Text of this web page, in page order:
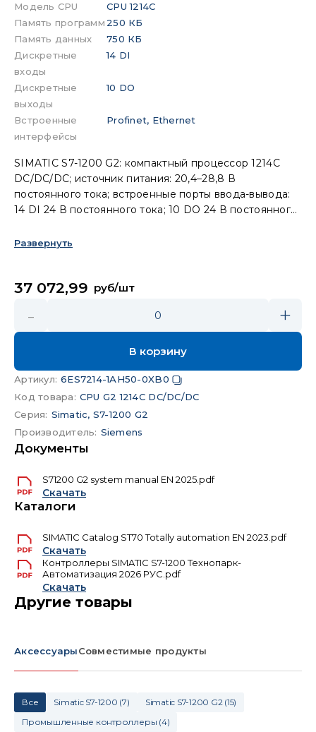
Модель CPU
CPU 1214C
Память программ 250 КБ
Память данных
750 КБ
Дискретные
входы
14 DI
Дискретные
выходы
10 DO
Встроенные
интерфейсы
Profinet, Ethernet
SIMATIC S7-1200 G2: компактный процессор 1214C
DC/DC/DC; источник питания: 20,4–28,8 В
постоянного тока; встроенные порты ввода-вывода:
14 DI 24 В постоянного тока; 10 DO 24 В постоянного
буфер: 20 КБ
Развернуть
37 072,99 руб/шт
- 0 +
В корзину
Артикул: 6ES7214-1AH50-0XB0
Код товара: CPU G2 1214C DC/DC/DC
Серия: Simatic, S7-1200 G2
Производитель: Siemens
Документы
S71200 G2 system manual EN 2025.pdf
Скачать
Каталоги
SIMATIC Catalog ST70 Totally automation EN 2023.pdf
Скачать
Контроллеры SIMATIC S7-1200 Технопарк-
Автоматизация 2026 РУС.pdf
Скачать
Другие товары
АксессуарыСовместимые продукты
Все Simatic S7-1200 (7) Simatic S7-1200 G2 (15)
Промышленные контроллеры (4)